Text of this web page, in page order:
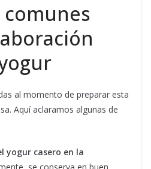
al momento de preparar esta
Aquí aclaramos algunas de
yogur casero en la